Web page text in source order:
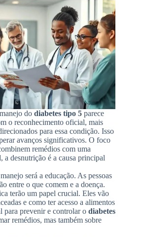
do diabetes tipo 5 parece
o reconhecimento oficial, mais
para essa condição. Isso
avanços significativos. O foco
remédios com uma
a desnutrição é a causa principal
será a educação. As pessoas
entre o que comem e a doença.
terão um papel crucial. Eles vão
e como ter acesso a alimentos
para prevenir e controlar o diabetes
remédios, mas também sobre